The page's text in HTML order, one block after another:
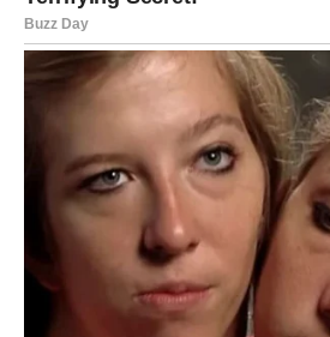
Intuicija vas neće prevariti.
STRIJELAC
VELIKO OTKRIĆE
NA BUDUĆNOST
Strijelčevi ulaze u vikend tokom
veoma važno. Moguća je poslovna